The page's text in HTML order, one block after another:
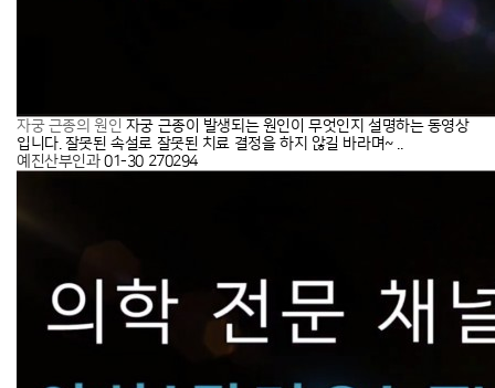
자궁 근종의 원인 자궁 근종이 발생되는 원인이 무엇인지 설명하는 동영상
입니다. 잘못된 속설로 잘못된 치료 결정을 하지 않길 바라며~ ..
예진산부인과 01-30 270294